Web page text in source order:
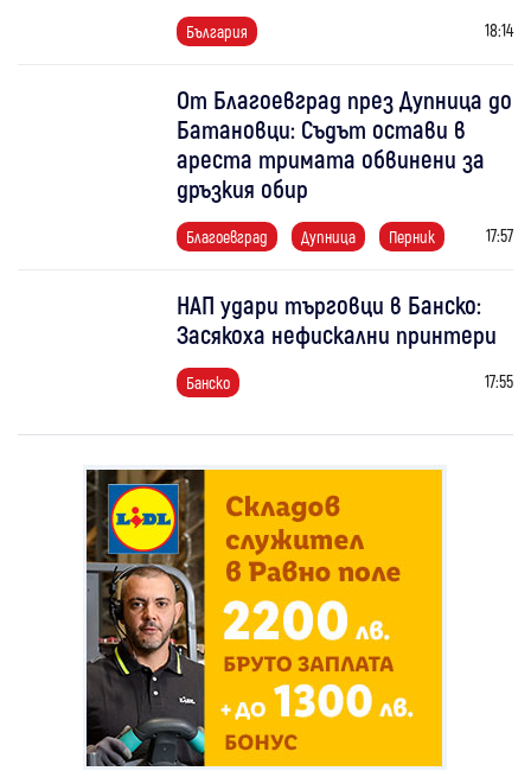
България 18:14
От Благоевград през Дупница до
Батановци: Съдът остави в
ареста тримата обвинени за
дръзкия обир
Благоевград Дупница Перник 17:57
НАП удари търговци в Банско:
Засякоха нефискални принтери
Банско 17:55